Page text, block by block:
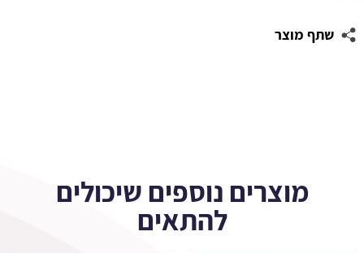
שתף מוצר
מוצרים נוספים שיכולים
להתאים